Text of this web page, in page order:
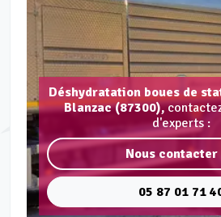
Déshydratation boues de
Blanzac (87300),
d'experts :
Nous contacter
05 87 01 71